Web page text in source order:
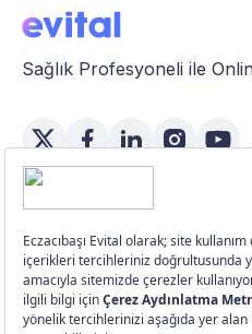
Sağlık Profesyoneli ile
Üye Girişi
Üye Ol